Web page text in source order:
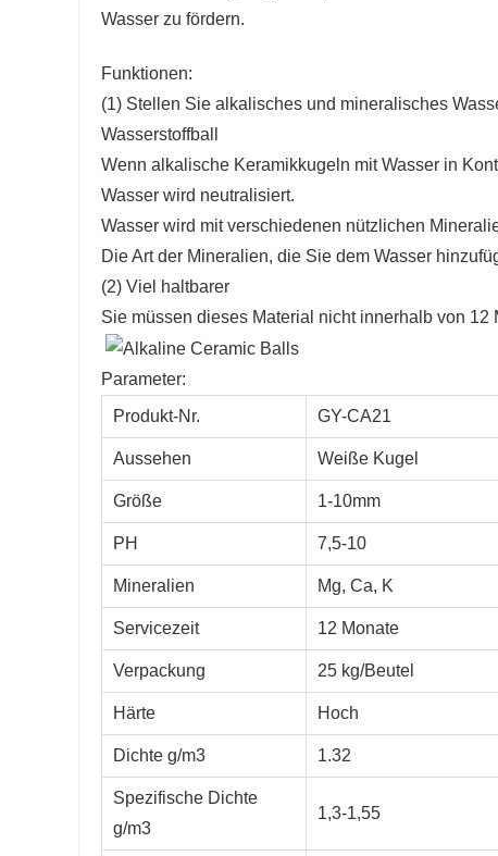
Wasser zu fördern.
Funktionen:
(1) Stellen Sie alkalisches und mineralisches
Wasserstoffball
Wenn alkalische Keramikkugeln mit Wasser in
Wasser wird neutralisiert.
Wasser wird mit verschiedenen nützlichen
Die Art der Mineralien, die Sie dem Wasser
(2) Viel haltbarer
Sie müssen dieses Material nicht innerhalb von 12
Parameter:
Produkt-Nr.
GY-CA21
Aussehen Weiße Kugel
Größe 1-10mm
PH 7,5-10
Mineralien Mg, Ca, K
Servicezeit 12 Monate
Verpackung 25 kg/Beutel
Härte Hoch
Dichte g/m3 1.32
Spezifische Dichte
g/m3
1,3-1,55